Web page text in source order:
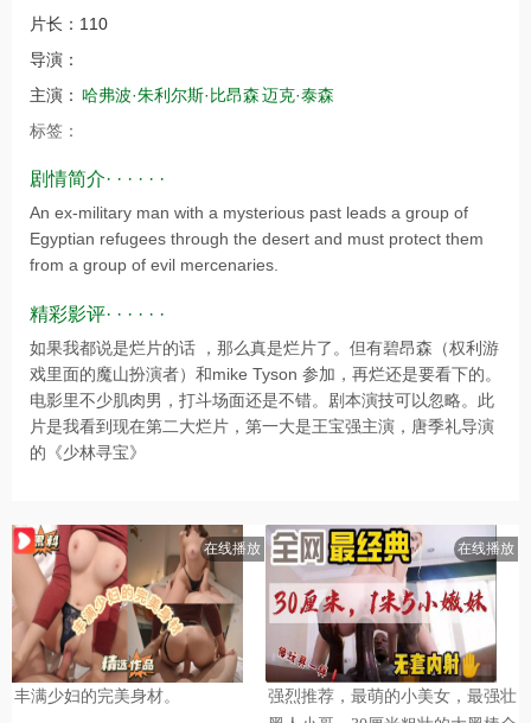
片长： 110
导演：
主演： 哈弗波·朱利尔斯·比昂森迈克·泰森
标签：
剧情简介· · · · · ·
An ex-military man with a mysterious past leads a group of
Egyptian refugees through the desert and must protect them
from a group of evil mercenaries.
精彩影评· · · · · ·
如果我都说是烂片的话 ，那么真是烂片了。但有碧昂森（权利游
戏里面的魔山扮演者）和mike Tyson 参加，再烂还是要看下的。
电影里不少肌肉男，打斗场面还是不错。剧本演技可以忽略。此
片是我看到现在第二大烂片，第一大是王宝强主演，唐季礼导演
的《少林寻宝》